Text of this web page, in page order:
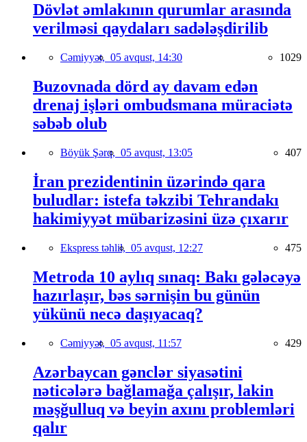
Dövlət əmlakının qurumlar arasında
verilməsi qaydaları sadələşdirilib
Cəmiyyət, 05 avqust, 14:30 1029
Buzovnada dörd ay davam edən
drenaj işləri ombudsmana müraciətə
səbəb olub
Böyük Şərq, 05 avqust, 13:05 407
İran prezidentinin üzərində qara
buludlar: istefa təkzibi Tehrandakı
hakimiyyət mübarizəsini üzə çıxarır
Ekspress təhlil, 05 avqust, 12:27 475
Metroda 10 aylıq sınaq: Bakı gələcəyə
hazırlaşır, bəs sərnişin bu günün
yükünü necə daşıyacaq?
Cəmiyyət, 05 avqust, 11:57 429
Azərbaycan gənclər siyasətini
nəticələrə bağlamağa çalışır, lakin
məşğulluq və beyin axını problemləri
qalır